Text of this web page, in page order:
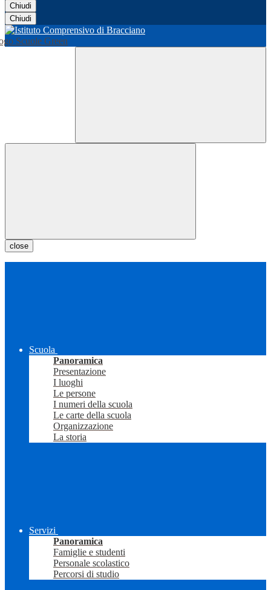
Chiudi
Chiudi
close
Scuola
Panoramica
Presentazione
I luoghi
Le persone
I numeri della scuola
Le carte della scuola
Organizzazione
La storia
Servizi
Panoramica
Famiglie e studenti
Personale scolastico
Percorsi di studio